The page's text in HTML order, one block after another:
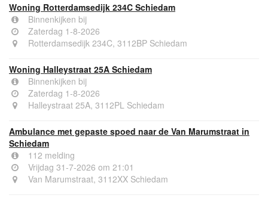
Woning Rotterdamsedijk 234C Schiedam
Binnenkijken bij
Zaterdag 1-8-2026
Rotterdamsedijk 234C, 3112BP Schiedam
Woning Halleystraat 25A Schiedam
Binnenkijken bij
Zaterdag 1-8-2026
Halleystraat 25A, 3112PL Schiedam
Ambulance met gepaste spoed naar de Van Marumstraat in
Schiedam
112 melding
Vrijdag 31-7-2026 om 21:01
Van Marumstraat, 3112XX Schiedam